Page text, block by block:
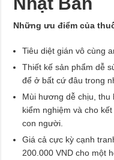
Những ưu điểm của
Tiêu diệt gián vô cùng
Thiết kế sản phẩm dễ
để ở bất cứ đâu trong
Mùi hương dễ chịu, thu
kiểm nghiệm và cho
con người.
Giá cả cực kỳ cạnh
200.000 VND cho một